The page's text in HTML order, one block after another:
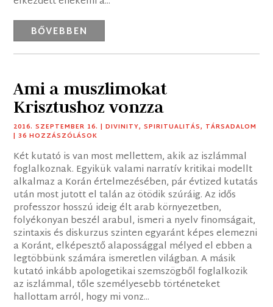
BŐVEBBEN
Ami a muszlimokat
Krisztushoz vonzza
2016. SZEPTEMBER 16. |DIVINITY,SPIRITUALITÁS, TÁRSADALOM
| 36 HOZZÁSZÓLÁSOK
Két kutató is van most mellettem, akik az iszlámmal
foglalkoznak. Egyikük valami narratív kritikai modellt
alkalmaz a Korán értelmezésében, pár évtized kutatás
után most jutott el talán az ötödik szúráig. Az idős
professzor hosszú ideig élt arab környezetben,
folyékonyan beszél arabul, ismeri a nyelv finomságait,
szintaxis és diskurzus szinten egyaránt képes elemezni
a Koránt, elképesztő alapossággal mélyed el ebben a
legtöbbünk számára ismeretlen világban. A másik
kutató inkább apologetikai szemszögből foglalkozik
az iszlámmal, tőle személyesebb történeteket
hallottam arról, hogy mi vonz...